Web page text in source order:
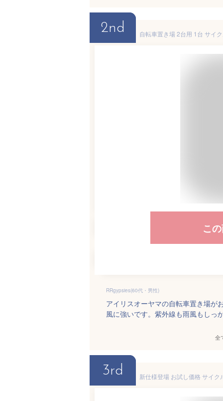
2nd
こ
RRgypsies(60代・男性)
アイリスオーヤマの自転車置き場が
風に強いです。紫外線も雨風もしっ
全
3rd